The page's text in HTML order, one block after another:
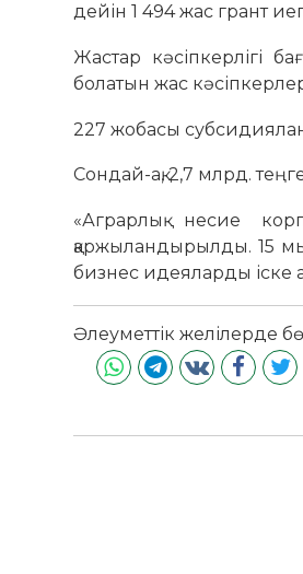
дейін 1 494 жас грант
Жастар кәсіпкерлігі
болатын жас
227 жобасы
Сондай-ақ, 2,7 млрд.
«Аграрлық несие
қаржыландырылды. 15
бизнес идеяларды іске
Әлеуметтік желілерде